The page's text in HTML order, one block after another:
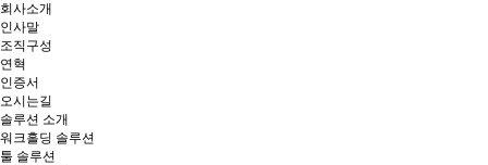
회사소개
인사말
조직구성
연혁
인증서
오시는길
솔루션 소개
워크홀딩 솔루션
툴 솔루션